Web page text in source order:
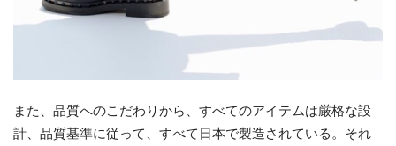
また、品質へのこだわりから、すべてのアイテムは厳格な設
計、品質基準に従って、すべて日本で製造されている。それ